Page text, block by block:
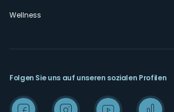
Wellness
Folgen Sie uns auf unseren sozialen Profilen